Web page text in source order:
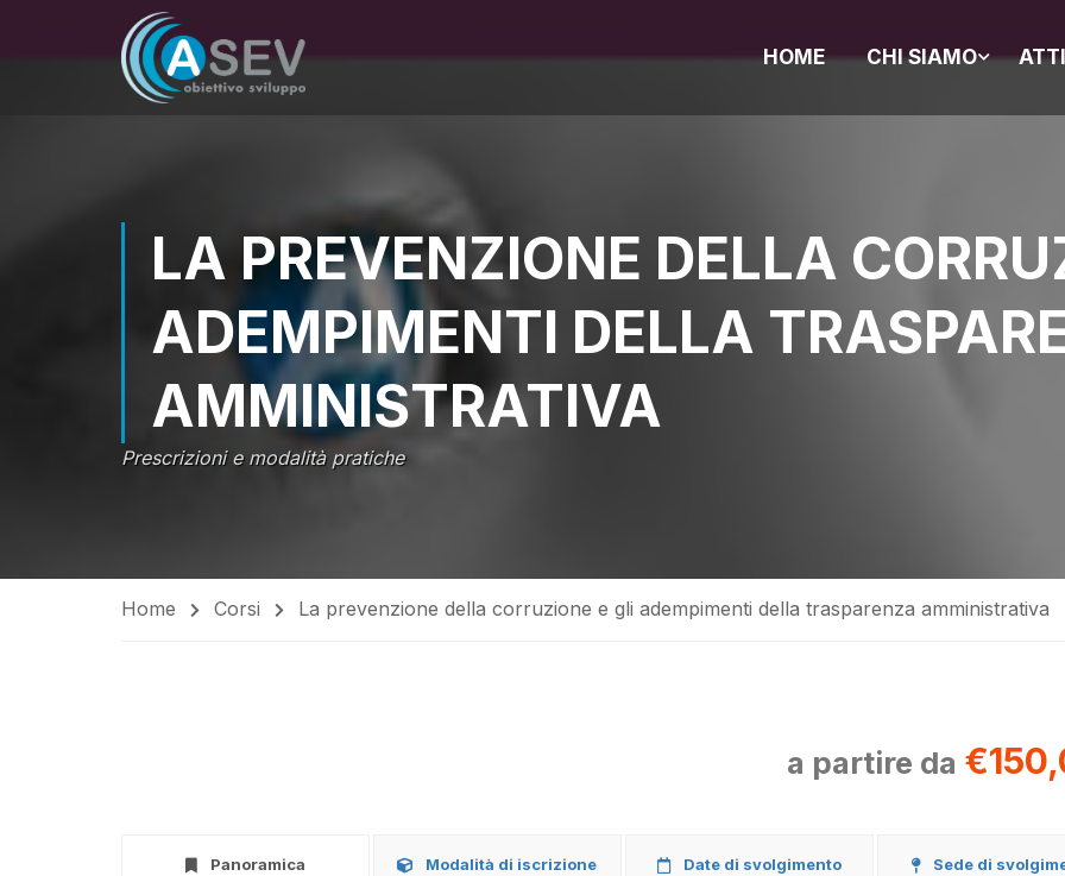
HOME CHI SIAMO
LA PREVENZIONE DELLA
ADEMPIMENTI DELLA
AMMINISTRATIVA
Prescrizioni e modalità pratiche
Home Corsi La prevenzione della corruzione e gli adempimenti della trasparenza amministrativa
a partire da
Panoramica Modalità di iscrizione Date di svolgimento Sede di